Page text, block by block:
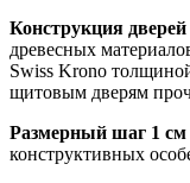
Конструкция дверей
древесных
Swiss Krono
щитовым дверям
Размерный шаг 1 см
конструктивных